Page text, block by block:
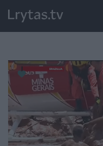
Paremkite Ukrainą